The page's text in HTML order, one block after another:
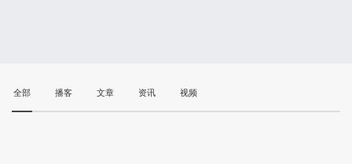
全部 播客 文章 资讯 视频